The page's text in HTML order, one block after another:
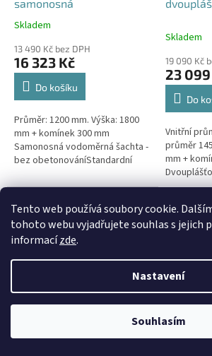
Tento web používá soubory cookie.
tohoto webu vyjadřujete souhlas s jejich
informacízde.
Nastavení
Souhlasím
samonosná
Průměrné
produktu
je
5,0
hvězdiček.
Skladem
13 490 Kč bez DPH
16 323 Kč
Do košíku
Průměr: 1200 mm. Výška: 1800
mm + komínek 300 mm
Samonosná vodoměrná šachta -
bez obetonováníStandardní
přání) Doba dodání 10-14 dní.
Skladem
19 090 Kč
23
Do
Vnitřní
průměr
mm +
- do míst
Doprava Zdarma
Vodoměrná šachta VŠK 5 k
Online
Začít konverzaci